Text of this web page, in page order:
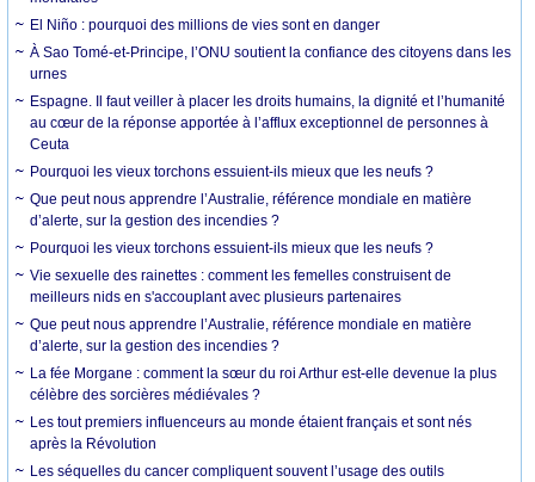
El Niño : pourquoi des millions de vies sont en danger
À Sao Tomé-et-Principe, l’ONU soutient la confiance des citoyens dans les
urnes
Espagne. Il faut veiller à placer les droits humains, la dignité et l’humanité
au cœur de la réponse apportée à l’afflux exceptionnel de personnes à
Ceuta
Pourquoi les vieux torchons essuient-ils mieux que les neufs ?
Que peut nous apprendre l’Australie, référence mondiale en matière
d’alerte, sur la gestion des incendies ?
Pourquoi les vieux torchons essuient-ils mieux que les neufs ?
Vie sexuelle des rainettes : comment les femelles construisent de
meilleurs nids en s'accouplant avec plusieurs partenaires
Que peut nous apprendre l’Australie, référence mondiale en matière
d’alerte, sur la gestion des incendies ?
La fée Morgane : comment la sœur du roi Arthur est-elle devenue la plus
célèbre des sorcières médiévales ?
Les tout premiers influenceurs au monde étaient français et sont nés
après la Révolution
Les séquelles du cancer compliquent souvent l’usage des outils